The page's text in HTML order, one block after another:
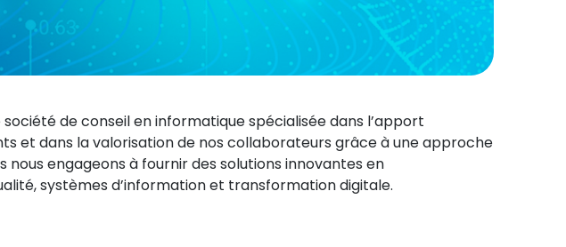
société de conseil en informatique spécialisée dans l’apport
et dans la valorisation de nos collaborateurs grâce à une approche
nous engageons à fournir des solutions innovantes en
systèmes d’information et transformation digitale.